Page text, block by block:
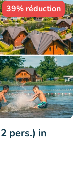
39% réduction
pers.) in